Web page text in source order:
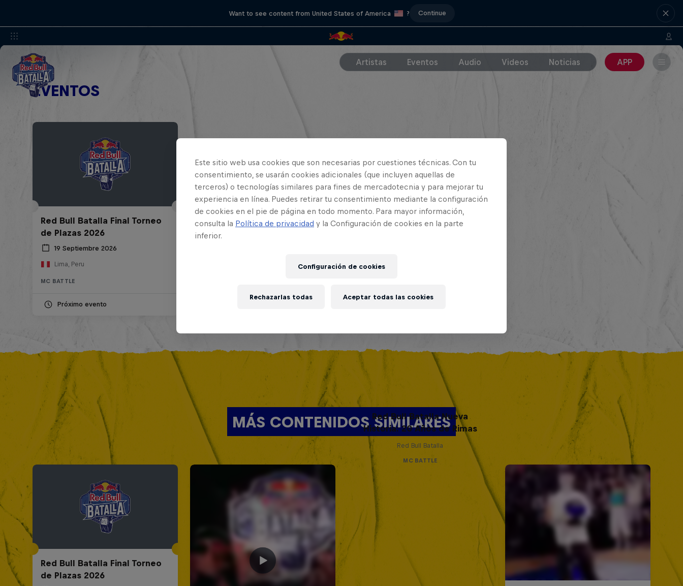
Want to see content from United States of America ? Continue
Artistas Eventos Audio Videos Noticias APP
EVENTOS
Red Bull Batalla Final Torneo
de Plazas 2026
19 Septiembre 2026
Lima, Peru
MC BATTLE
Próximo evento
MÁS CONTENIDOS SIMILARES
Red Bull Batalla Final Torneo
de Plazas 2026
Red Bull Batalla Nueva
Historia: 20 Años de Rimas
Red Bull Batalla
MC BATTLE
Este sitio web usa cookies que son necesarias por cuestiones técnicas. Con tu
consentimiento, se usarán cookies adicionales (que incluyen aquellas de
terceros) o tecnologías similares para fines de mercadotecnia y para mejorar tu
experiencia en línea. Puedes retirar tu consentimiento mediante la configuración
de cookies en el pie de página en todo momento. Para mayor información,
consulta la Política de privacidad y la Configuración de cookies en la parte
inferior.
Configuración de cookies
Rechazarlas todas Aceptar todas las cookies